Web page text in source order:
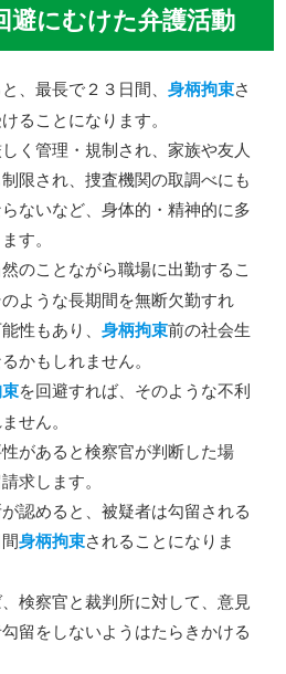
避にむけた弁護活動
、最長で２３日間、身柄拘束さ
ることになります。
く管理・規制され、家族や友人
限され、捜査機関の取調べにも
ないなど、身体的・精神的に多
す。
のことながら職場に出勤するこ
ような長期間を無断欠勤すれ
性もあり、身柄拘束前の社会生
かもしれません。
を回避すれば、そのような不利
せん。
があると検察官が判断した場
求します。
認めると、被疑者は勾留される
身柄拘束されることになりま
検察官と裁判所に対して、意見
留をしないようはたらきかける